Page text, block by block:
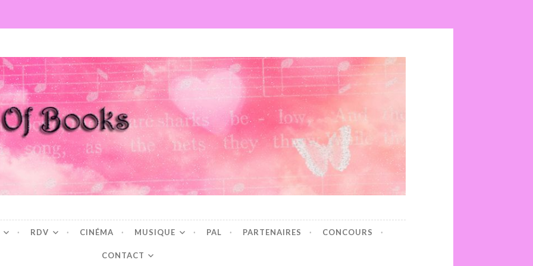
RDV CINÉMA MUSIQUE PAL PARTENAIRES CONCOURS
CONTACT